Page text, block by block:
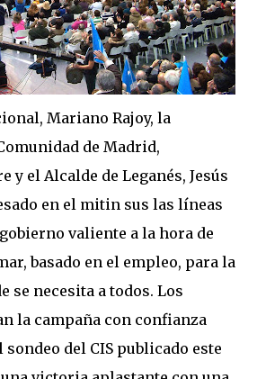
Mariano Rajoy, la
de Madrid,
y el Alcalde de Leganés, Jesús
en el mitin sus las líneas
valiente a la hora de
basado en el empleo, para la
se necesita a todos. Los
la campaña con confianza
sondeo del CIS publicado este